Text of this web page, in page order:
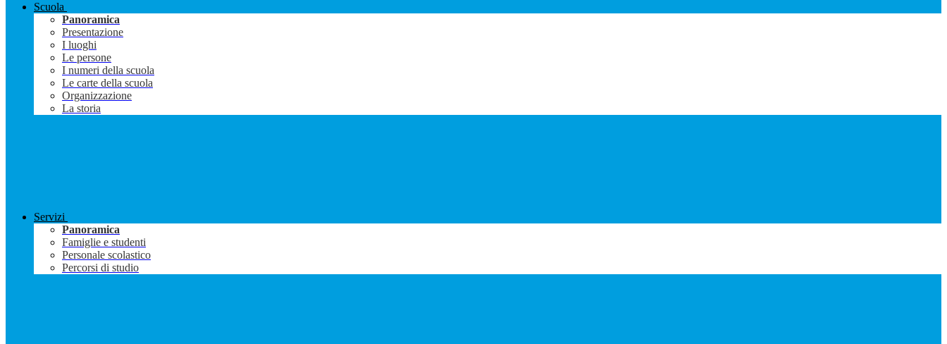
Scuola
Panoramica
Presentazione
I luoghi
Le persone
I numeri della scuola
Le carte della scuola
Organizzazione
La storia
Servizi
Panoramica
Famiglie e studenti
Personale scolastico
Percorsi di studio